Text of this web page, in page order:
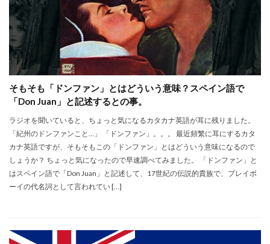
そもそも「ドンファン」とはどういう意味？スペイン語で
「Don Juan」と記述するとの事。
ラジオを聞いていると、ちょっと気になるカタカナ英語が耳に残りました。
「紀州のドンファンこと…」 「ドンファン」。。。 最近頻繁に耳にするカタ
カナ英語ですが、そもそもこの「ドンファン」とはどういう意味になるので
しょうか？ ちょっと気になったので早速調べてみました。 「ドンファン」と
はスペイン語で「Don Juan」と記述して、17世紀の伝説的貴族で、プレイボ
ーイの代名詞として言われてい […]